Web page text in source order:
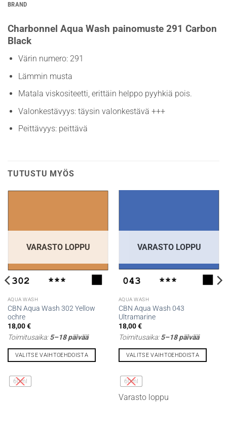
BRAND
Charbonnel Aqua Wash painomuste 291 Carbon
Black
Värin numero: 291
Lämmin musta
Matala viskositeetti, erittäin helppo pyyhkiä pois.
Valonkestävyys: täysin valonkestävä +++
Peittävyys: peittävä
TUTUSTU MYÖS
VARASTO LOPPU
AQUA WASH
CBN Aqua Wash 302 Yellow
ochre
18,00€
Toimitusaika:5–18 päivää
VALITSE VAIHTOEHDOISTA
tuotteella
on
60ml
VARASTO LOPPU
AQUA WASH
CBN Aqua Wash 043
Ultramarine
18,00€
Toimitusaika:5–18 päivää
VALITSE VAIHTOEHDOISTA
tuotteella
on
useampi
60ml
Varasto loppu